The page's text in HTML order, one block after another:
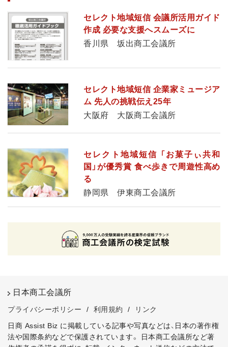
セレクト地域短信 会議所活用ガイド
作成 必要な支援へスムーズに
香川県 坂出商工会議所
セレクト地域短信 企業家ミュージア
ム 先人の挑戦伝え25年
大阪府 大阪商工会議所
セレクト地域短信 「お菓子ぃ共和
国」が優秀賞 食べ歩きで周遊性高め
る
静岡県 伊東商工会議所
日本商工会議所
プライバシーポリシー / 利用規約 /
リンク
日商 Assist Biz に掲載している記事や写真などは、日本の著作権
法や国際条約などで保護されています。
日本商工会議所など著